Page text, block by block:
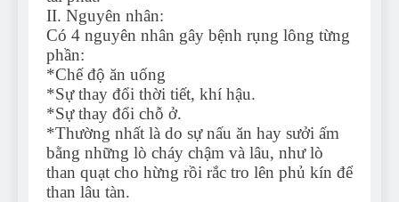
II. Nguyên nhân:
Có 4 nguyên nhân gây bệnh rụng lông từng
phần:
*Chế độ ăn uống
*Sự thay đổi thời tiết, khí hậu.
*Sự thay đổi chỗ ở.
*Thường nhất là do sự nấu ăn hay sưởi ấm
bằng những lò cháy chậm và lâu, như lò
than quạt cho hừng rồi rắc tro lên phủ kín để
than lâu tàn.